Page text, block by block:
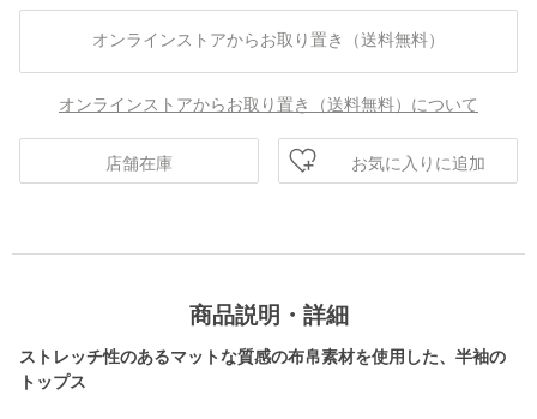
オンラインストアからお取り置き（送料無料）
オンラインストアからお取り置き（送料無料）について
店舗在庫 お気に入りに追加
商品説明・詳細
ストレッチ性のあるマットな質感の布帛素材を使用した、半袖の
トップス